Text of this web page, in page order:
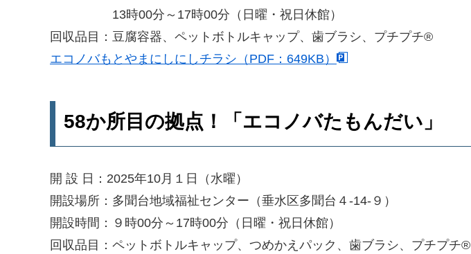
13時00分～17時00分（日曜・祝日休館）
回収品目：豆腐容器、ペットボトルキャップ、歯ブラシ、プチプチ®
エコノバもとやまにしにしチラシ（PDF：649KB）
58か所目の拠点！「エコノバたもんだい」
開 設 日：2025年10月１日（水曜）
開設場所：多聞台地域福祉センター（垂水区多聞台４-14-９）
開設時間：９時00分～17時00分（日曜・祝日休館）
回収品目：ペットボトルキャップ、つめかえパック、歯ブラシ、プチプチ®